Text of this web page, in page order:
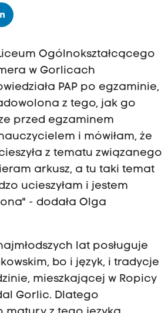
Ogólnokształcącego
w Gorlicach
PAP po egzaminie,
z tego, jak go
przed egzaminem
i mówiłam, że
z tematu związanego
arkusz, a tu taki temat
ucieszyłam i jestem
- dodała Olga
lat posługuje
bo i język, i tradycje
mieszkającej w Ropicy
Gorlic. Dlatego